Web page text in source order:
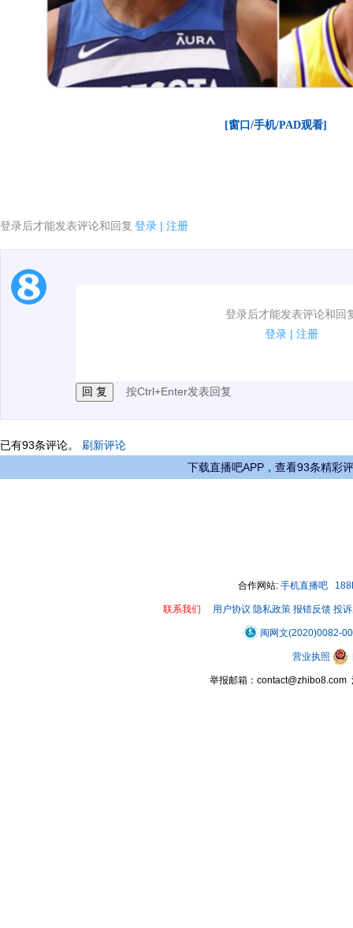
[窗口/手机/PAD观看]
登录后才能发表评论和回复 登录 | 注册
登录后才能发表评论和回
登录 | 注册
1.电脑端新用户可以发表评论了！
按Ctrl+Enter发表回复
已有93条评论。 刷新评论
下载直播吧APP，查看93条精彩
合作网站: 手机直播吧
联系我们 用户协议 隐私政策 报错反馈 投
闽网文(2020)0082-
营业执照
举报邮箱：